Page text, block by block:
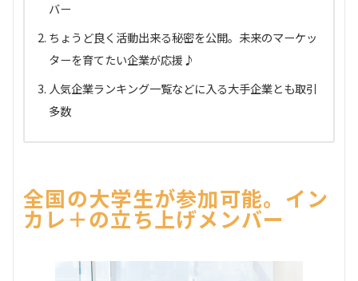
バー
ちょうど良く活動出来る秘密を公開。未来のマーケッ
ターを育てたい企業が応援♪
人気企業ランキング一覧などに入る大手企業とも取引
多数
全国の大学生が参加可能。イン
カレ＋の立ち上げメンバー